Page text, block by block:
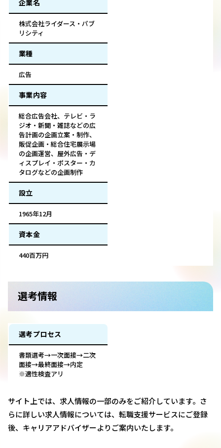
企業名
株式会社ライダース・パブ
リシティ
業種
広告
事業内容
総合広告会社、テレビ・ラ
ジオ・新聞・雑誌などの広
告計画の企画立案・制作、
販促企画・総合住宅展示場
の企画運営、屋外広告・デ
ィスプレイ・ポスター・カ
タログなどの企画制作
設立
1965年12月
資本金
440百万円
選考情報
選考プロセス
書類選考→一次面接→二次
面接→最終面接→内定
※適性検査アリ
サイト上では、求人情報の一部のみをご紹介しています。さ
らに詳しい求人情報については、転職支援サービスにご登録
後、キャリアアドバイザーよりご案内いたします。